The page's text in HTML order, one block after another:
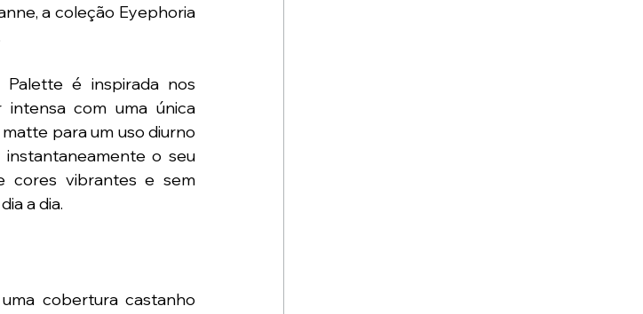
a coleção Eyephoria
Palette é inspirada nos
com uma única
para um uso diurno
o seu
cores vibrantes e sem
a dia.
cobertura castanho